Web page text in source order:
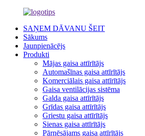
SAŅEM DĀVANU ŠEIT
Sākums
Jaunpienācējs
Produkti
Mājas gaisa attīrītājs
Automašīnas gaisa attīrītājs
Komerciālais gaisa attīrītājs
Gaisa ventilācijas sistēma
Galda gaisa attīrītājs
Grīdas gaisa attīrītājs
Griestu gaisa attīrītājs
Sienas gaisa attīrītājs
Pārnēsājams gaisa attīrītājs